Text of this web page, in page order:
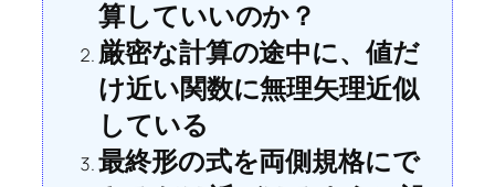
算していいのか？
厳密な計算の途中に、値だ
け近い関数に無理矢理近似
している
最終形の式を両側規格にで